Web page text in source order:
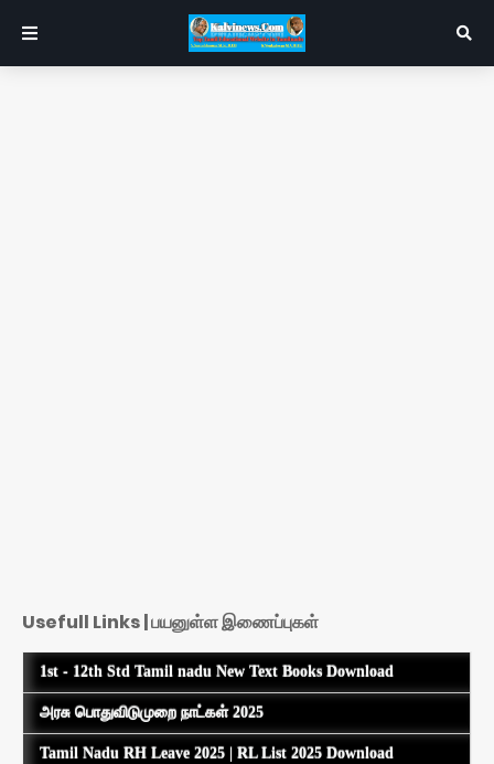
Usefull Links | பயனுள்ள இணைப்புகள்
1st - 12th Std Tamil nadu New Text Books Download
அரசு பொதுவிடுமுறை நாட்கள் 2025
Tamil Nadu RH Leave 2025 | RL List 2025 Download